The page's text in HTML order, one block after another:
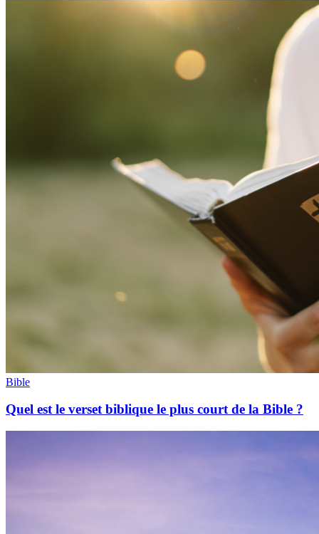
Bible
Quel est le verset biblique le plus court de la Bible ?